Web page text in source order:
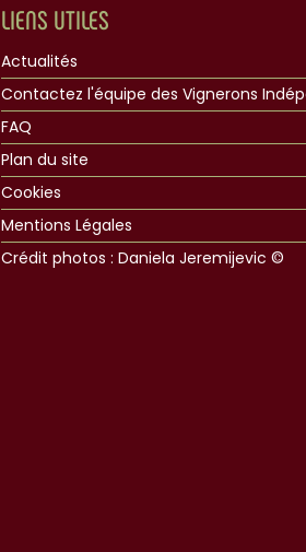
LIENS UTILES
Actualités
Contactez l'équipe des Vignerons
FAQ
Plan du site
Cookies
Mentions Légales
Crédit photos : Daniela Jeremijevic ©​